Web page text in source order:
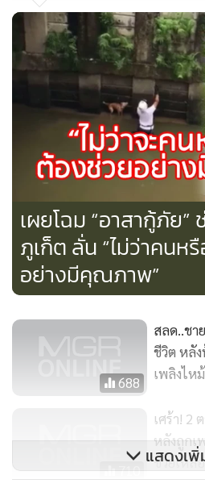
เผยโฉม “อาสากู้ภัย”
ภูเก็ต ลั่น “ไม่ว่าคนห
อย่างมีคุณภาพ”
688
สลด..ชา
ชีวิต หลั
เพลิงไหม้
710
เศร้า! 2
หลังถูกเ
ช่วยเหลือ
แสดงเพิ่